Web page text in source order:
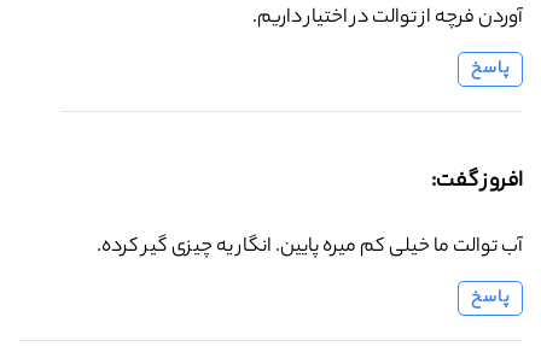
آوردن فرچه از توالت در اختیار داریم.
پاسخ
افروز گفت:
آب توالت ما خیلی کم میره پایین. انگار یه چیزی گیر کرده.
پاسخ